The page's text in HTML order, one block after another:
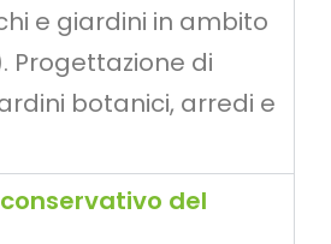
e giardini in ambito
Progettazione di
botanici, arredi e
del